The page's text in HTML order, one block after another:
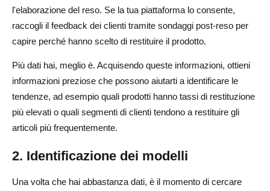
l'elaborazione del reso. Se la tua piattaforma lo consente,
raccogli il feedback dei clienti tramite sondaggi post-reso per
capire perché hanno scelto di restituire il prodotto.
Più dati hai, meglio è. Acquisendo queste informazioni, ottieni
informazioni preziose che possono aiutarti a identificare le
tendenze, ad esempio quali prodotti hanno tassi di restituzione
più elevati o quali segmenti di clienti tendono a restituire gli
articoli più frequentemente.
2. Identificazione dei modelli
Una volta che hai abbastanza dati, è il momento di cercare